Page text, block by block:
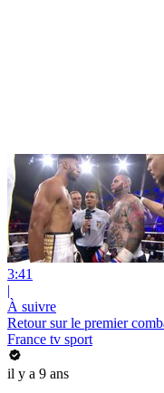
3:41
|
À suivre
Retour sur le premier
France tv sport
il y a 9 ans